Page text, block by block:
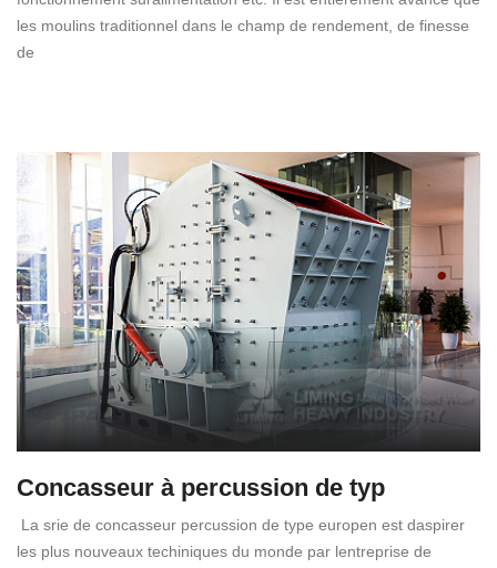
les moulins traditionnel dans le champ de rendement, de finesse
de
Concasseur à percussion de typ
La srie de concasseur percussion de type europen est daspirer
les plus nouveaux techiniques du monde par lentreprise de